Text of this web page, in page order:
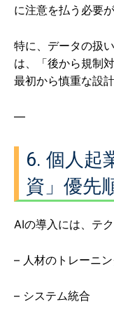
に注意を払う必要が
特に、データの扱
は、「後から規制
最初から慎重な設
—
6. 個人起
資」優先
AIの導入には、テ
– 人材のトレーニ
– システム統合